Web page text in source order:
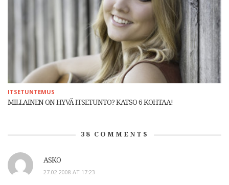
ITSETUNTEMUS
MILLAINEN ON HYVÄ ITSETUNTO? KATSO 6 KOHTAA!
38 COMMENTS
ASKO
27.02.2008 AT 17:23